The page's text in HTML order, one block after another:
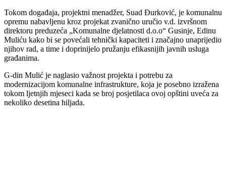
Tokom događaja, projektni menadžer, Suad Đurković, je komunalnu
opremu nabavljenu kroz projekat zvanično uručio v.d. izvršnom
direktoru preduzeća „Komunalne djelatnosti d.o.o“ Gusinje, Edinu
Muliću kako bi se povećali tehnički kapaciteti i značajno unaprijedio
njihov rad, a time i doprinijelo pružanju efikasnijih javnih usluga
građanima.
G-din Mulić je naglasio važnost projekta i potrebu za
modernizacijom komunalne infrastrukture, koja je posebno izražena
tokom ljetnjih mjeseci kada se broj posjetilaca ovoj opštini uveća za
nekoliko desetina hiljada.